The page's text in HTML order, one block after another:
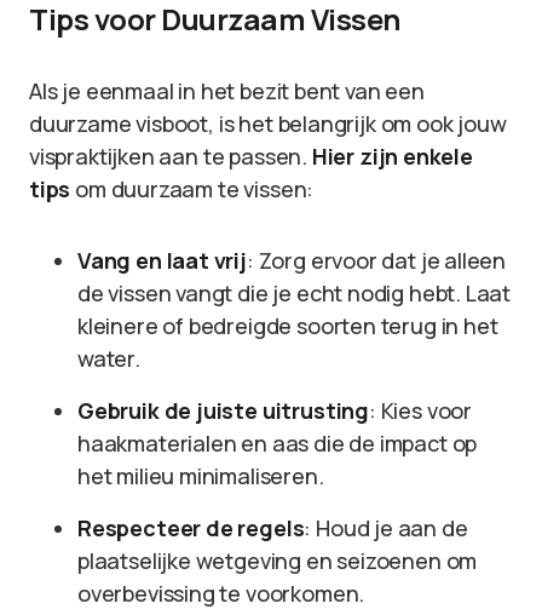
Tips voor Duurzaam Vissen
Als je eenmaal in het bezit bent van een
duurzame visboot, is het belangrijk om ook jouw
vispraktijken aan te passen. Hier zijn enkele
tips om duurzaam te vissen:
Vang en laat vrij: Zorg ervoor dat je alleen
de vissen vangt die je echt nodig hebt. Laat
kleinere of bedreigde soorten terug in het
water.
Gebruik de juiste uitrusting: Kies voor
haakmaterialen en aas die de impact op
het milieu minimaliseren.
Respecteer de regels: Houd je aan de
plaatselijke wetgeving en seizoenen om
overbevissing te voorkomen.